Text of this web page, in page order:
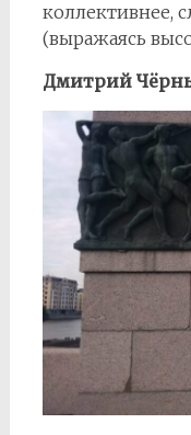
коллективнее,
(выражаясь
Дмитрий